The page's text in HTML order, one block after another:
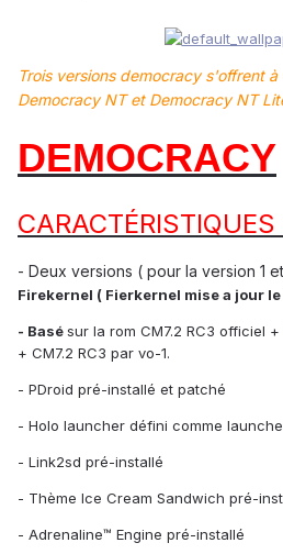
Trois versions democracy s'offrent à
Democracy NT et Democracy NT
DEMOCRACY
- Deux versions ( pour la version 1
Firekernel ( Fierkernel mise a jour
- Basésur la rom CM7.2 RC3 officiel
+ CM7.2 RC3 par vo-1.
- PDroid pré-installé et patché
- Holo launcher défini comme
- Link2sd pré-installé
- Thème Ice Cream Sandwich pré-
- Adrenaline™ Engine pré-installé